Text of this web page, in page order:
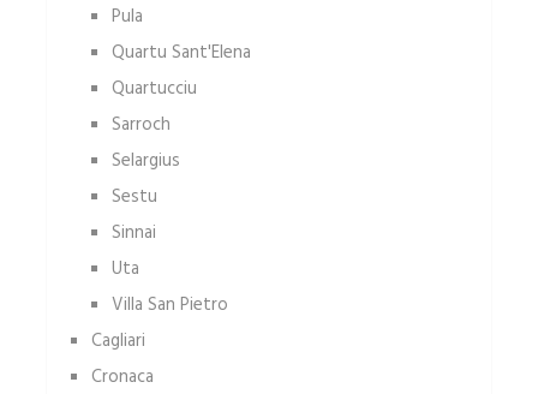
Pula
Quartu Sant'Elena
Quartucciu
Sarroch
Selargius
Sestu
Sinnai
Uta
Villa San Pietro
Cagliari
Cronaca